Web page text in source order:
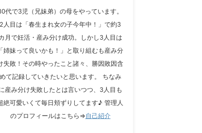
代で3児（兄妹弟）の母をやっています。
2人目は「春生まれ女の子今年中！」で約3
月で妊活・産み分け成功。しかし3人目は
「姉妹って良いかも！」と取り組むも産み分
失敗！その時やったこと諸々、勝因敗因含
めて記録していきたいと思います。 ちなみ
産み分け失敗したとは言いつつ、3人目も
絶可愛いくて毎日頬ずりしてます♪ 管理人
のプロフィールはこちら⇒自己紹介